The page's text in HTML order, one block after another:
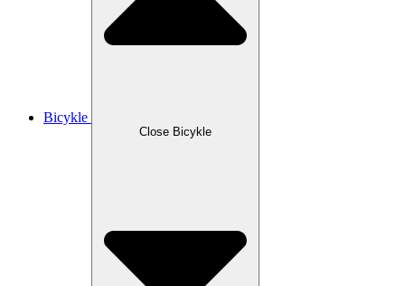
Bicykle
Close Bicykle